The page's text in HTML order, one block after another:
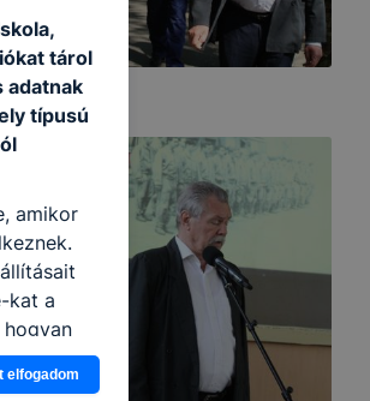
tárol
adatnak
típusú
amikor
kat a
Önnek
elfogadom